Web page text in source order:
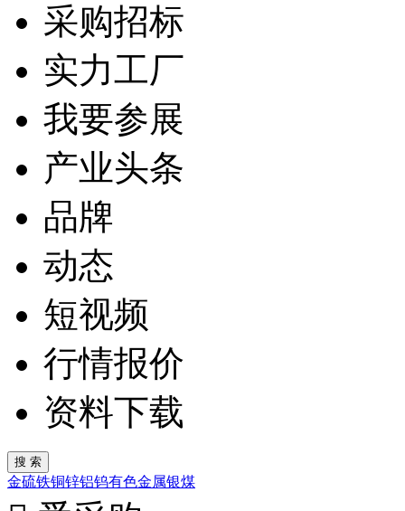
采购招标
实力工厂
我要参展
产业头条
品牌
动态
短视频
行情报价
资料下载
金硫铁铜锌铝钨有色金属银煤